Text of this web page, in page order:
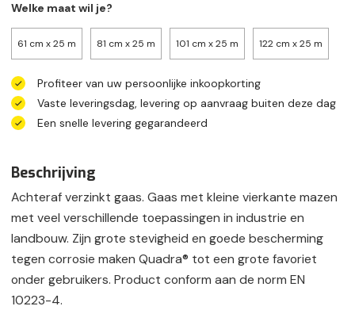
Welke maat wil je?
61 cm x 25 m 81 cm x 25 m 101 cm x 25 m 122 cm x 25 m
Profiteer van uw persoonlijke inkoopkorting
Vaste leveringsdag, levering op aanvraag buiten deze dag
Een snelle levering gegarandeerd
Beschrijving
Achteraf verzinkt gaas. Gaas met kleine vierkante mazen
met veel verschillende toepassingen in industrie en
landbouw. Zijn grote stevigheid en goede bescherming
tegen corrosie maken Quadra® tot een grote favoriet
onder gebruikers. Product conform aan de norm EN
10223-4.